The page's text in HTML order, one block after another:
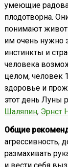
умеющие
плодотворна.
понимают
им очень нужно
инстинкты и
человека
целом, человек
здоровье и
этот день Луны
Шаляпин, Эрнст
Общие
агрессивность,
размахивать